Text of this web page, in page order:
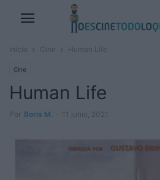
Inicio Cine Human Life
Cine
Human Life
Por Boris M. 11 junio, 2021